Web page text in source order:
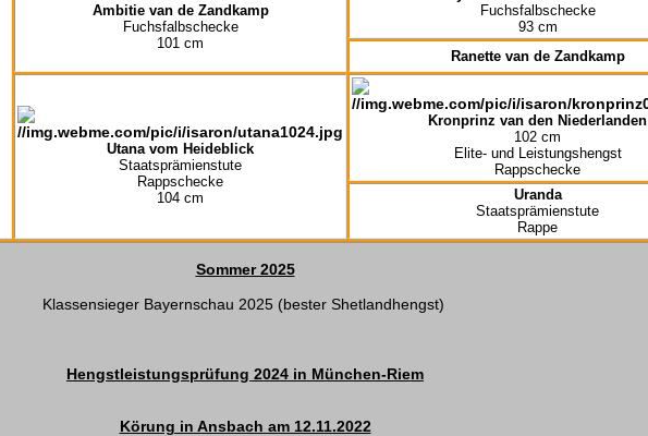
Ambitie van de Zandkamp
Fuchsfalbschecke
101 cm
Fuchsfalbschecke
93 cm
Ranette van de Zandkamp
Utana vom Heideblick
Staatsprämienstute
Rappschecke
104 cm
Kronprinz van den Niederlanden
102 cm
Elite- und Leistungshengst
Rappschecke
Uranda
Staatsprämienstute
Rappe
Sommer 2025
Klassensieger Bayernschau 2025 (bester Shetlandhengst)
Hengstleistungsprüfung 2024 in München-Riem
Körung in Ansbach am 12.11.2022